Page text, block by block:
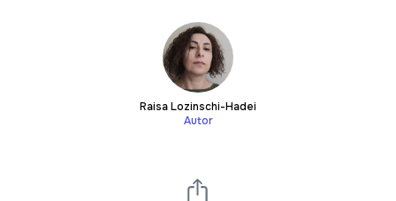
Raisa Lozinschi-Hadei
Autor